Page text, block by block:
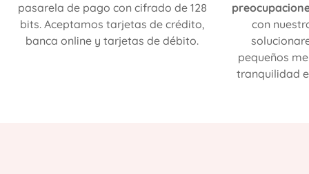
pasarela de pago con cifrado de 128
bits. Aceptamos tarjetas de crédito,
banca online y tarjetas de débito.
con
pequeños
tranquilidad